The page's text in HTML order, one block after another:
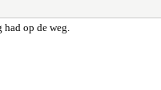
op de weg.